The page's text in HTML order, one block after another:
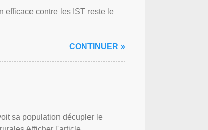
efficace contre les IST reste le
CONTINUER »
sa population décupler le